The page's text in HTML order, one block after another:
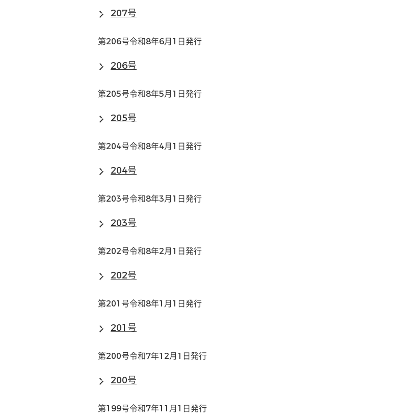
207号
第206号令和8年6月1日発行
206号
第205号令和8年5月1日発行
205号
第204号令和8年4月1日発行
204号
第203号令和8年3月1日発行
203号
第202号令和8年2月1日発行
202号
第201号令和8年1月1日発行
201号
第200号令和7年12月1日発行
200号
第199号令和7年11月1日発行